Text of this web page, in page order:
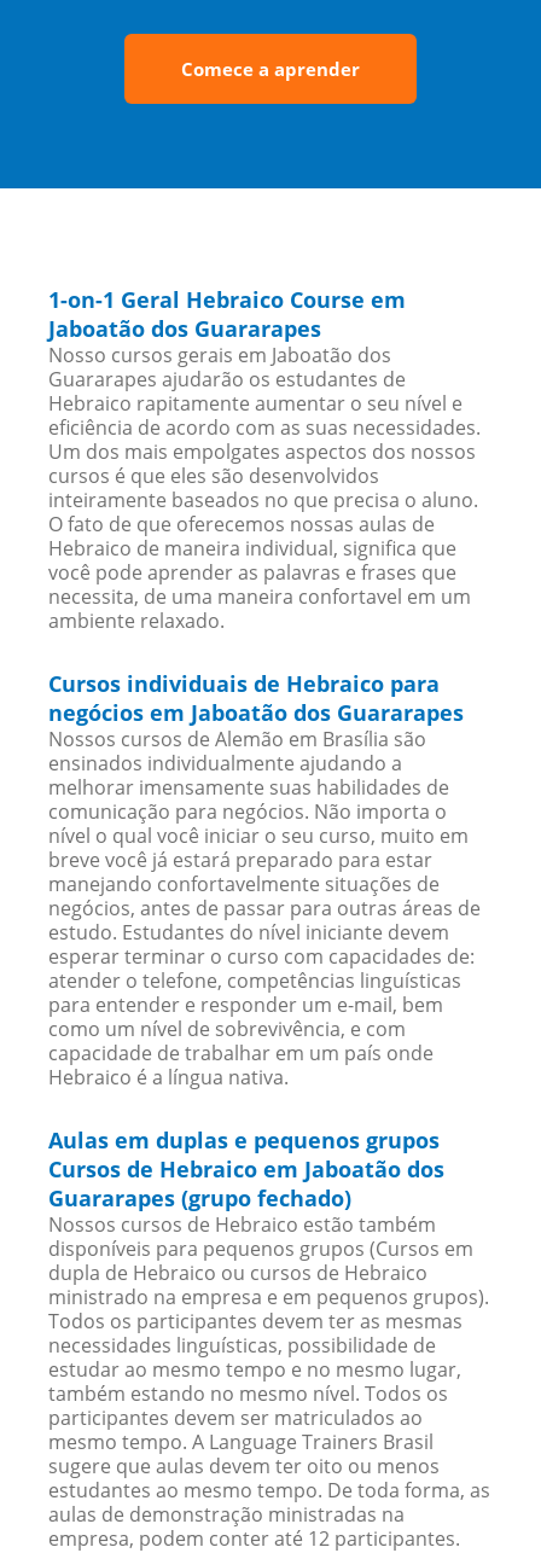
Comece a aprender
1-on-1 Geral Hebraico Course em
Jaboatão dos Guararapes
Nosso cursos gerais em Jaboatão dos
Guararapes ajudarão os estudantes de
Hebraico rapitamente aumentar o seu nível e
eficiência de acordo com as suas necessidades.
Um dos mais empolgates aspectos dos nossos
cursos é que eles são desenvolvidos
inteiramente baseados no que precisa o aluno.
O fato de que oferecemos nossas aulas de
Hebraico de maneira individual, significa que
você pode aprender as palavras e frases que
necessita, de uma maneira confortavel em um
ambiente relaxado.
Cursos individuais de Hebraico para
negócios em Jaboatão dos Guararapes
Nossos cursos de Alemão em Brasília são
ensinados individualmente ajudando a
melhorar imensamente suas habilidades de
comunicação para negócios. Não importa o
nível o qual você iniciar o seu curso, muito em
breve você já estará preparado para estar
manejando confortavelmente situações de
negócios, antes de passar para outras áreas de
estudo. Estudantes do nível iniciante devem
esperar terminar o curso com capacidades de:
atender o telefone, competências linguísticas
para entender e responder um e-mail, bem
como um nível de sobrevivência, e com
capacidade de trabalhar em um país onde
Hebraico é a língua nativa.
Aulas em duplas e pequenos grupos
Cursos de Hebraico em Jaboatão dos
Guararapes (grupo fechado)
Nossos cursos de Hebraico estão também
disponíveis para pequenos grupos (Cursos em
dupla de Hebraico ou cursos de Hebraico
ministrado na empresa e em pequenos grupos).
Todos os participantes devem ter as mesmas
necessidades linguísticas, possibilidade de
estudar ao mesmo tempo e no mesmo lugar,
também estando no mesmo nível. Todos os
participantes devem ser matriculados ao
mesmo tempo. A Language Trainers Brasil
sugere que aulas devem ter oito ou menos
estudantes ao mesmo tempo. De toda forma, as
aulas de demonstração ministradas na
empresa, podem conter até 12 participantes.